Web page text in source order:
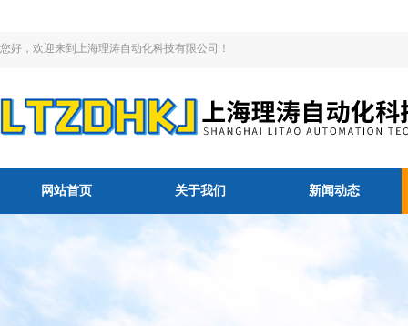
您好，欢迎来到上海理涛自动化科技有限公司！
网站首页 关于我们 新闻动态